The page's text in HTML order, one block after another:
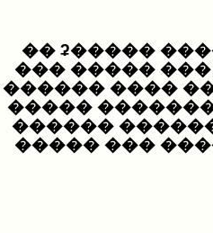
���� ������ ��� -��� ���� �����ʡ ��
����� ����� -
��� ��� ��
��� �������
������� ���
(�� �������